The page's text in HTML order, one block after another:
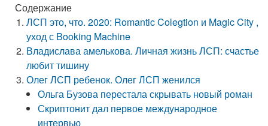
Содержание
ЛСП это, что. 2020: Romantic Colegtion и Magic City ,
уход с Booking Machine
Владислава амелькова. Личная жизнь ЛСП: счастье
любит тишину
Олег ЛСП ребенок. Олег ЛСП женился
Ольга Бузова перестала скрывать новый роман
Скриптонит дал первое международное
интервью